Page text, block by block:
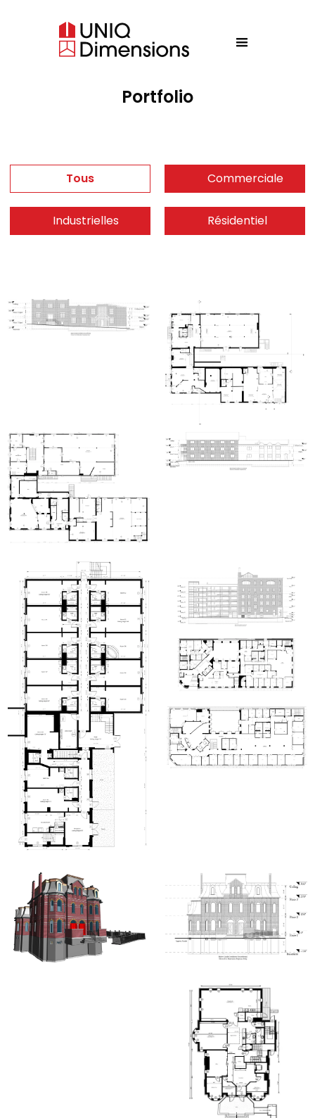
Portfolio
Tous Commerciale
Industrielles Résidentiel